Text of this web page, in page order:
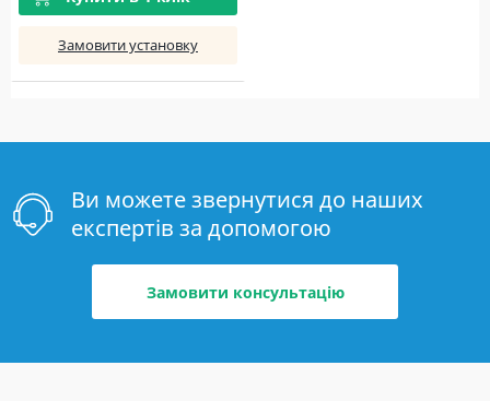
Замовити установку
Ви можете звернутися до наших
експертів за допомогою
Замовити консультацію